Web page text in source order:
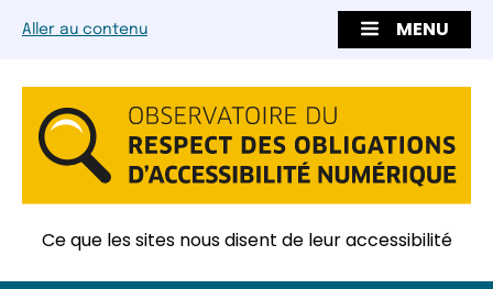
Aller au contenu MENU
Ce que les sites nous disent de leur accessibilité